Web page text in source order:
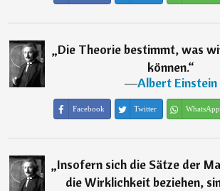
„Die Theorie bestimmt, was
können.“
―Albert Einstein
Facebook Twitter WhatsApp
„Insofern sich die Sätze der
die Wirklichkeit beziehen,